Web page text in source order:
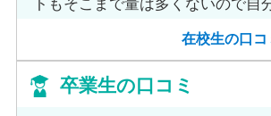
トもそこまで量は多くないので自
在校生の口
卒業生の口コミ